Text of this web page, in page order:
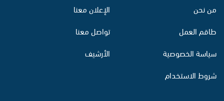
من نحن
طاقم العمل
سياسة الخصوصية
شروط الاستخدام
الإعلان معنا
تواصل معنا
الأرشيف